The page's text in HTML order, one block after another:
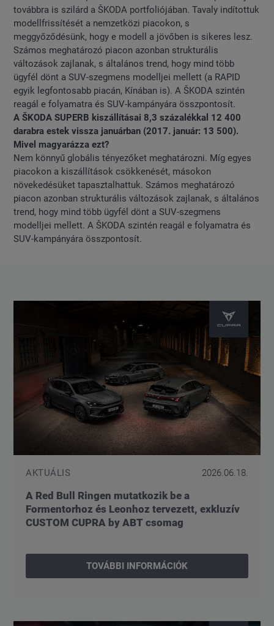
továbbra is szilárd a ŠKODA portfoliójában. Tavaly indítottuk
modellfrissítését a nemzetközi piacokon, s
meggyőződésünk, hogy e modell a jövőben is sikeres lesz.
Számos meghatározó piacon azonban strukturális
változások zajlanak, s általános trend, hogy mind több
ügyfél dönt a SUV-szegmens modelljei mellett (a RAPID
egyik legfontosabb piacán, Kínában is). A ŠKODA szintén
reagál e folyamatra és SUV-kampányára összpontosít.
A ŠKODA SUPERB kiszállításai 8,3 százalékkal 12 400
darabra estek vissza januárban (2017. január: 13 500).
Mivel magyarázza ezt?
Nem könnyű globális tényezőket meghatározni. Míg egyes
piacokon a kiszállítások csökkenését, másokon
növekedésüket tapasztalhattuk. Számos meghatározó
piacon azonban strukturális változások zajlanak, s általános
trend, hogy mind több ügyfél dönt a SUV-szegmens
modelljei mellett. A ŠKODA szintén reagál e folyamatra és
SUV-kampányára összpontosít.
AKTUÁLIS 2026.06.18.
A Red Bull Ringen mutatkozik be a
Formentorhoz és Leonhoz tervezett, exkluzív
CUSTOM CUPRA by ABT csomag
TOVÁBBI INFORMÁCIÓK